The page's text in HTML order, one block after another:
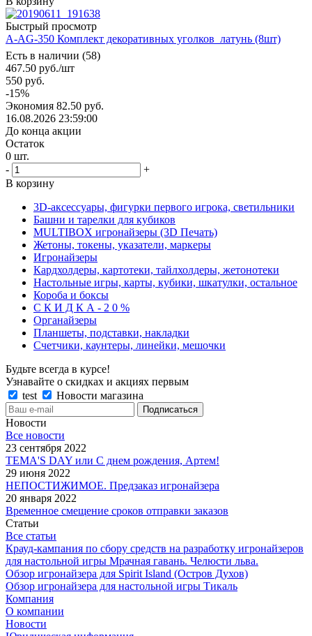
Быстрый просмотр
A-AG-350 Комплект декоративных уголков_латунь (8шт)
Есть в наличии (58)
467.50 руб./шт
550 руб.
-15%
Экономия 82.50 руб.
16.08.2026 23:59:00
До конца акции
Остаток
0 шт.
-
+
В корзину
3D-аксессуары, фигурки первого игрока, светильники
Башни и тарелки для кубиков
MULTIBOX игронайзеры (3D Печать)
Жетоны, токены, указатели, маркеры
Игронайзеры
Кардхолдеры, картотеки, тайлхолдеры, жетонотеки
Настольные игры, карты, кубики, шкатулки, остальное
Короба и боксы
С К И Д К А - 2 0 %
Органайзеры
Планшеты, подставки, накладки
Счетчики, каунтеры, линейки, мешочки
Будьте всегда в курсе!
Узнавайте о скидках и акциях первым
test
Новости магазина
Новости
Все новости
23 сентября 2022
TEMA'S DAY или С днем рождения, Артем!
29 июня 2022
НЕПОСТИЖИМОЕ. Предзаказ игронайзера
20 января 2022
Временное смещение сроков отправки заказов
Статьи
Все статьи
Крауд-кампания по сбору средств на разработку игронайзеров
для настольной игры Мрачная гавань. Челюсти льва.
Обзор игронайзера для Spirit Island (Остров Духов)
Обзор игронайзера для настольной игры Тикаль
Компания
О компании
Новости